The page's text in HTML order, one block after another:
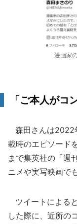
漫画家
「ご本人がコ
森田さんは2022
載時のエピソード
まで集英社の「週
ニメや実写映画で
ツイートによる
した際に、近所の